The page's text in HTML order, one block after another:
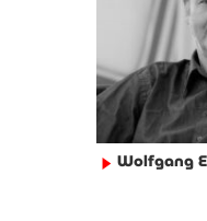
► Wolfgang